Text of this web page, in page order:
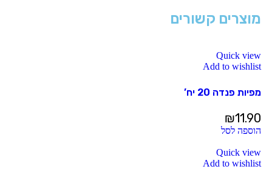
מוצרים קשורים
Quick view
Add to wishlist
מפיות פנדה 20 יח’
₪11.90
הוספה לסל
Quick view
Add to wishlist